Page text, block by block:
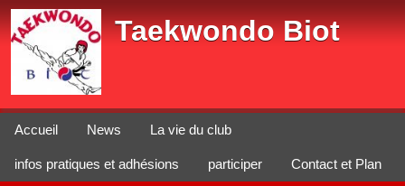
Taekwondo Biot
Accueil News La vie du club
infos pratiques et adhésions participer Contact et Plan
Panneau de gestion des cookies